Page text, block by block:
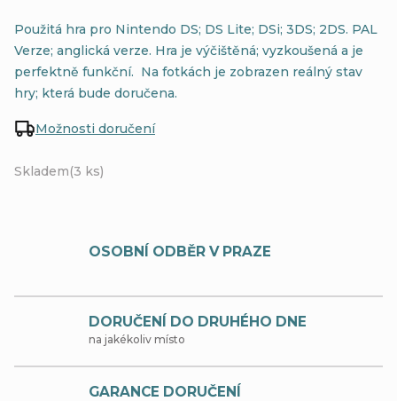
Skladem(3 ks)
Možnosti doručení
Použitá hra pro Nintendo DS; DS Lite; DSi; 3DS; 2DS. PAL
Verze; anglická verze. Hra je výčištěná; vyzkoušená a je
perfektně funkční. Na fotkách je zobrazen reálný stav
hry; která bude doručena.
OSOBNÍ ODBĚR V PRAZE
DORUČENÍ DO DRUHÉHO DNE
na jakékoliv místo
GARANCE DORUČENÍ